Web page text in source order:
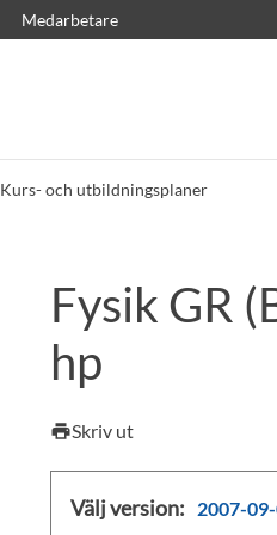
Medarbetare
Kurs- och utbildningsplaner
KursplanerVälkomstbrev
Fysik GR
hp
printSkriv ut
Välj version: 2007-